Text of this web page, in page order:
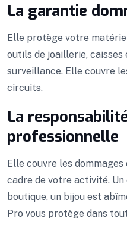
La garantie
Elle protège votre
outils de joaillerie, caisses
surveillance. Elle couvre
circuits.
La
professionnelle
Elle couvre les
cadre de votre activité.
boutique, un bijou est
Pro vous protège dans